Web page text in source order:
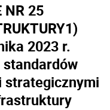
NR 25
1)
2023 r.
strategicznymi